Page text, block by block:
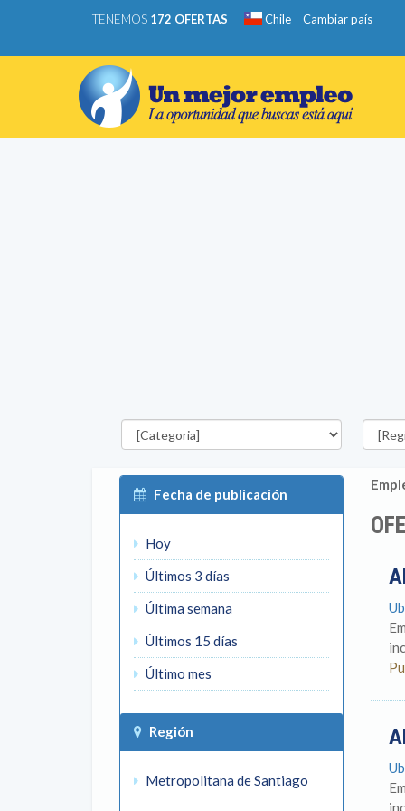
TENEMOS 172 OFERTAS Chile Cambiar país
Categorías Región
Fecha de publicación
Hoy
Últimos 3 días
Última semana
Últimos 15 días
Último mes
Región
Metropolitana de Santiago